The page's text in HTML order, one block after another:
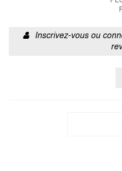
Inscrivez-vous ou